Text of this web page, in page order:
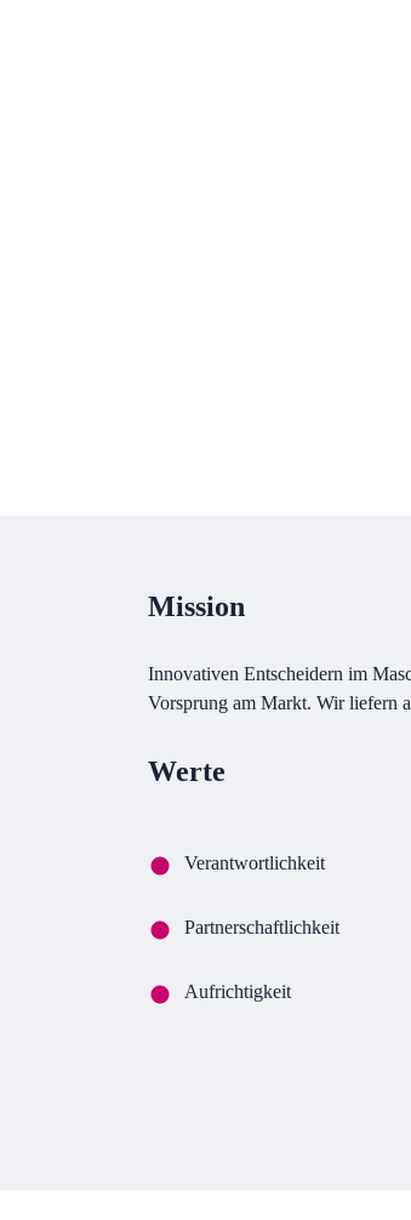
Mission
Innovativen Entscheidern im
Vorsprung am Markt. Wir liefern
Werte
Verantwortlichkeit
Partnerschaftlichkeit
Aufrichtigkeit